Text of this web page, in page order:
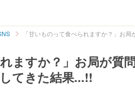
「甘いものって食べられますか？」お
ますか？」お局が質
てきた結果...!!